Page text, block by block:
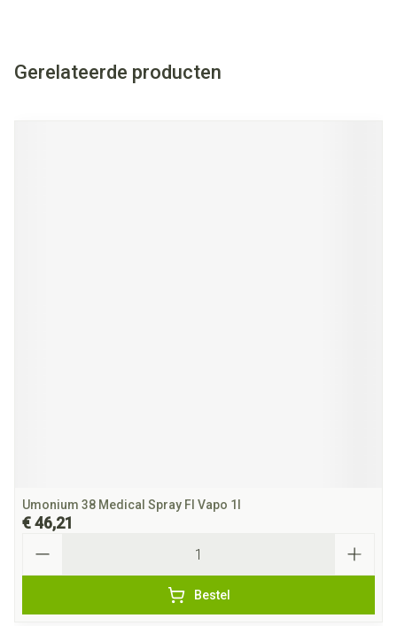
Gerelateerde producten
Umonium 38 Medical Spray Fl Vapo 1l
€ 46,21
Bestel